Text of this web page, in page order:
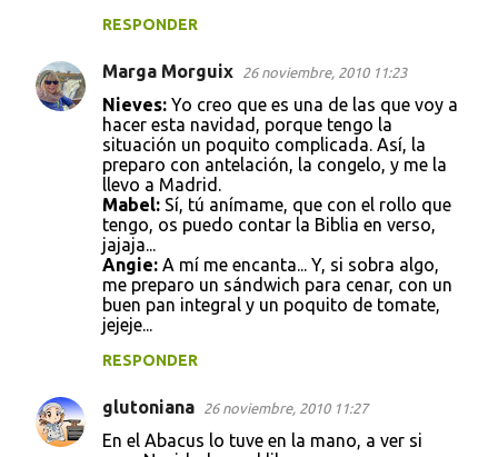
RESPONDER
Marga Morguix 26 noviembre, 2010 11:23
Nieves: Yo creo que es una de las que voy a
hacer esta navidad, porque tengo la
situación un poquito complicada. Así, la
preparo con antelación, la congelo, y me la
llevo a Madrid.
Mabel: Sí, tú anímame, que con el rollo que
tengo, os puedo contar la Biblia en verso,
jajaja...
Angie: A mí me encanta... Y, si sobra algo,
me preparo un sándwich para cenar, con un
buen pan integral y un poquito de tomate,
jejeje...
RESPONDER
glutoniana 26 noviembre, 2010 11:27
En el Abacus lo tuve en la mano, a ver si